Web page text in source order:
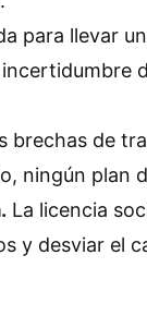
para llevar
brechas de
ningún plan
La licencia
y desviar el